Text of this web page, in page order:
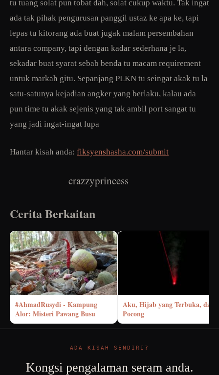
tu tuang solat pun tobat dah, solat cukup waktu. Tak ingat
ada tak pihak pengurusan panggil ustaz ke apa ke, tapi
lepas tu kitorang ada buat jugak malam persembahan
antara company, tapi dengan kadar sederhana je la,
sekadar buat syarat sebab benda tu macam requirement
untuk markah gitu. Sepanjang PLKN tu seingat akak tu la
satu-satunya kejadian angker yang berlaku, kalau ada
pun time tu akak sejenis yang tak ambil port sangat tu
yang jadi ingat-ingat lupa
Hantar kisah anda: fiksyenshasha.com/submit
crazzyprincess
Cerita Berkaitan
#AhmadRusydi - Kampung
Alor: Misteri Pawang Busu
Aku, Hijab yang Terbuka, dan
Pocong
ADA KISAH SENDIRI?
Kongsi pengalaman seram anda.